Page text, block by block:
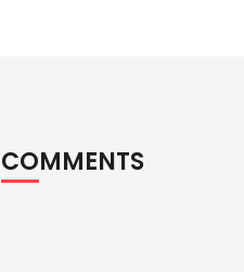
COMMENTS